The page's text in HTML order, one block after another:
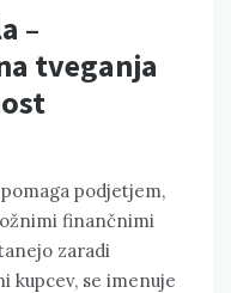
–
tveganja
podjetjem,
finančnimi
zaradi
kupcev, se imenuje